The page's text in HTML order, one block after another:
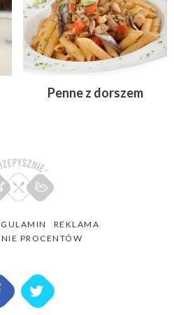
Penne z dorszem
REKLAMA
PROCENTÓW